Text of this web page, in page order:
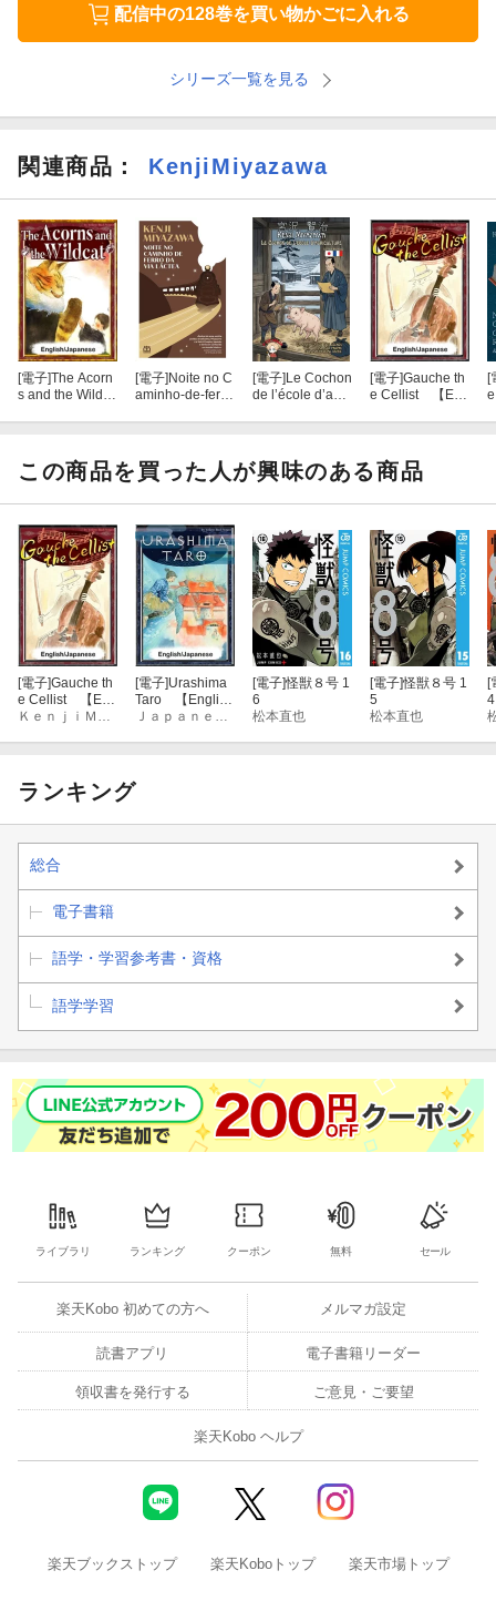
配信中の128巻を買い物かごに入れる
シリーズ一覧を見る
関連商品 ： KenjiMiyazawa
[電子]The Acorn
s and the Wildca
[電子]Noite no C
aminho-de-ferro
[電子]Le Cochon
de l’école d’agri
[電子]Gauche th
e Cellist 【Eng
[
この商品を買った人が興味のある商品
[電子]Gauche th
e Cellist 【Eng
lish/Japanese v
[電子]Urashima
Taro 【Englis
h/Japanese vers
[電子]怪獣８号 1
6
松本直也
[電子]怪獣８号 1
5
松本直也
[
4
ランキング
総合
電子書籍
語学・学習参考書・資格
語学学習
ライブラリ ランキング クーポン 無料 セール
楽天Kobo 初めての方へ メルマガ設定
読書アプリ 電子書籍リーダー
領収書を発行する ご意見・ご要望
楽天Kobo ヘルプ
楽天ブックストップ 楽天Koboトップ 楽天市場トップ